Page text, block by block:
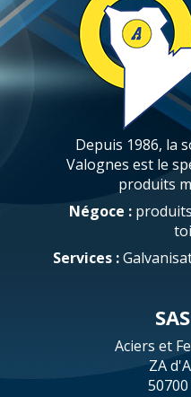
Depuis 1986, la
Valognes est le
produits
Négoce :
Services :
Aciers et
ZA